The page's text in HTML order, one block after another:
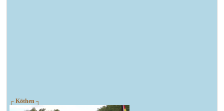
┌ Köthen ┐